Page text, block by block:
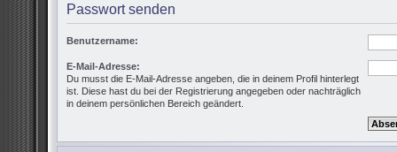
Passwort senden
Benutzername:
E-Mail-Adresse:
Du musst die E-Mail-Adresse angeben, die in deinem Profil hinterlegt
ist. Diese hast du bei der Registrierung angegeben oder nachträglich
in deinem persönlichen Bereich geändert.